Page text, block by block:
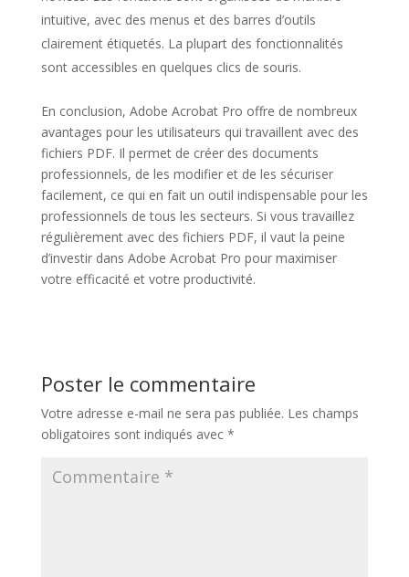
intuitive, avec des menus et des barres d’outils
clairement étiquetés. La plupart des fonctionnalités
sont accessibles en quelques clics de souris.
En conclusion, Adobe Acrobat Pro offre de nombreux
avantages pour les utilisateurs qui travaillent avec des
fichiers PDF. Il permet de créer des documents
professionnels, de les modifier et de les sécuriser
facilement, ce qui en fait un outil indispensable pour les
professionnels de tous les secteurs. Si vous travaillez
régulièrement avec des fichiers PDF, il vaut la peine
d’investir dans Adobe Acrobat Pro pour maximiser
votre efficacité et votre productivité.
Poster le commentaire
Votre adresse e-mail ne sera pas publiée. Les champs
obligatoires sont indiqués avec *